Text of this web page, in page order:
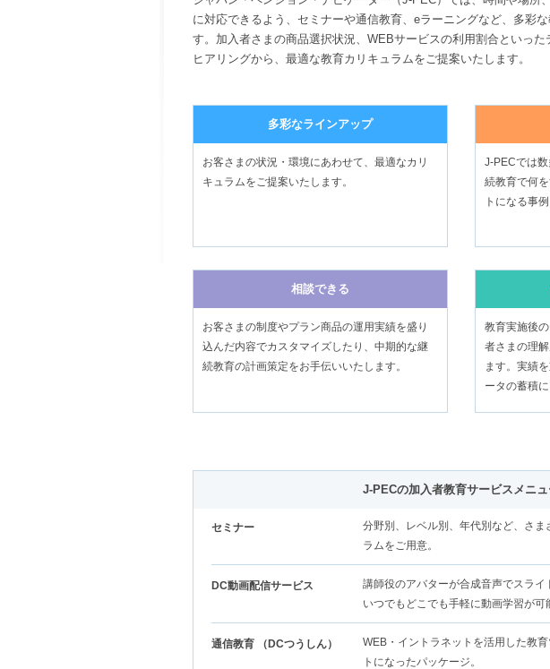
に対応できるよう、セミナーや通信教育、eラーニングなど、多彩
す。加入者さまの商品選択状況、WEBサービスの利用割合といっ
ヒアリングから、最適な教育カリキュラムをご提案いたします。
多彩なラインアップ
お客さまの状況・環境にあわせて、最適なカリ
キュラムをご提案いたします。
J-PECでは
続教育で何
トになる事
相談できる
お客さまの制度やプラン商品の運用実績を盛り
込んだ内容でカスタマイズしたり、中期的な継
続教育の計画策定をお手伝いいたします。
教育実施後
者さまの理
ます。実績
ータの蓄積
J-PECの加入者教育サービスメニ
セミナー
分野別、レベル別、年代別など、さ
ラムをご用意。
DC動画配信サービス
講師役のアバターが合成音声でスライ
いつでもどこでも手軽に動画学習が可
通信教育 （DCつうしん）
WEB・イントラネットを活用した教
トになったパッケージ。